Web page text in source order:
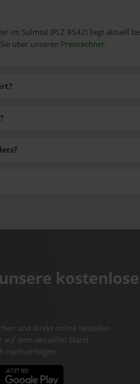
im Sulmtal (PLZ 8542) liegt aktuell
über unseren Preisrechner.
kostenlose
und direkt online bestellen
dem aktuellen Stand
nachverfolgen